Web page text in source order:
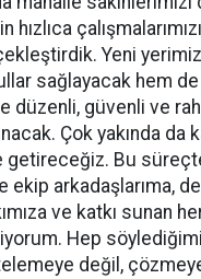
hızlıca
Yeni
sağlayacak hem
düzenli, güvenli ve
Çok yakında da
getireceğiz. Bu
ekip arkadaşlarıma,
ve katkı sunan
Hep
değil,